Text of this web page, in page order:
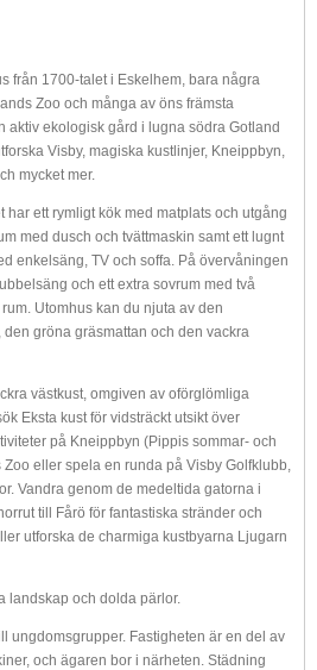
från 1700-talet i Eskelhem, bara några
Zoo och många av öns främsta
aktiv ekologisk gård i lugna södra Gotland
Visby, magiska kustlinjer, Kneippbyn,
mycket mer.
har ett rymligt kök med matplats och utgång
med dusch och tvättmaskin samt ett lugnt
enkelsäng, TV och soffa. På övervåningen
och ett extra sovrum med två
Utomhus kan du njuta av den
gröna gräsmattan och den vackra
västkust, omgiven av oförglömliga
Eksta kust för vidsträckt utsikt över
på Kneippbyn (Pippis sommar- och
eller spela en runda på Visby Golfklubb,
Vandra genom de medeltida gatorna i
till Fårö för fantastiska stränder och
utforska de charmiga kustbyarna Ljugarn
landskap och dolda pärlor.
ungdomsgrupper. Fastigheten är en del av
och ägaren bor i närheten. Städning